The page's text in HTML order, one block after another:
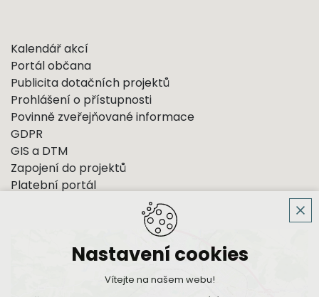
Kalendář akcí
Portál občana
Publicita dotačních projektů
Prohlášení o přístupnosti
Povinně zveřejňované informace
GDPR
GIS a DTM
Zapojení do projektů
Platební portál
Nastavení cookies
Vítejte na našem webu!